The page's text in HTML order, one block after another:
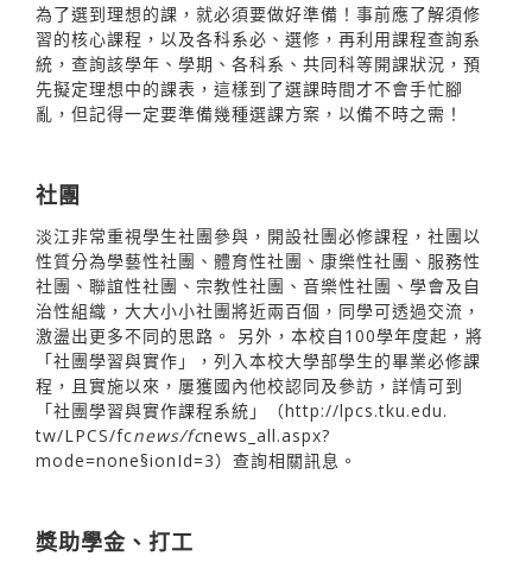
為了選到理想的課，就必須要做好準備！事前應了解須修
習的核心課程，以及各科系必、選修，再利用課程查詢系
統，查詢該學年、學期、各科系、共同科等開課狀況，預
先擬定理想中的課表，這樣到了選課時間才不會手忙腳
亂，但記得一定要準備幾種選課方案，以備不時之需！
社團
淡江非常重視學生社團參與，開設社團必修課程，社團以
性質分為學藝性社團、體育性社團、康樂性社團、服務性
社團、聯誼性社團、宗教性社團、音樂性社團、學會及自
治性組織，大大小小社團將近兩百個，同學可透過交流，
激盪出更多不同的思路。 另外，本校自100學年度起，將
「社團學習與實作」，列入本校大學部學生的畢業必修課
程，且實施以來，屢獲國內他校認同及參訪，詳情可到
「社團學習與實作課程系統」（http://lpcs.tku.edu.
tw/LPCS/fcnews/fcnews_all.aspx?
mode=none§ionId=3）查詢相關訊息。
獎助學金、打工